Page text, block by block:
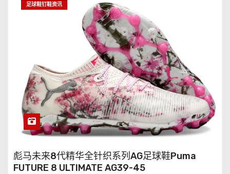
足球鞋钉鞋资讯
彪马未来8代精华全针织系列AG足球鞋Puma
FUTURE 8 ULTIMATE AG39-45